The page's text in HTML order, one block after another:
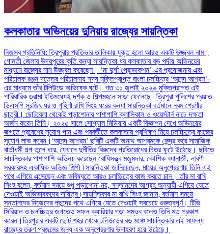
কলকাতার অভিনয়ের দুনিয়ায় রাজ্যের সায়ন্তিকা
নিজস্ব প্রতিনিধি: ত্রিপুরার প্রতিভার তালিকায় যুক্ত হলো আরও একটি উজ্জ্বল নাম।
গোমতী জেলার উদয়পুরের কৃতি কন্যা সায়ন্তিকা ধর কলকাতার বড় পর্দায় অভিনয়ের
মাধ্যমে রাজ্যের নাম উজ্জ্বল করেছেন। ‘মা দুর্গা প্রোডাকশন’-এর প্রযোজনায় এবং
পরিচালক রঞ্জন দত্তের পরিচালনায় সদ্য মুক্তিপ্রাপ্ত বাংলা চলচ্চিত্র ‘আনন্দ আশ্রম’-
এর মাধ্যমে তাঁর টলিউডে অভিষেক ঘটে। গত ৩১ জুলাই ২০২৬ মুক্তিপ্রাপ্ত এই
পারিবারিক ড্রামা ইতিমধ্যেই দর্শক ও শিল্পমহলে সাড়া ফেলেছে।ত্রিপুরা পুলিশের প্রয়াত
ডিএসপি সুরজিৎ ধর ও গৃহিণী রাখি সিংহ ধরের কন্যা সায়ন্তিকা বর্তমানে নবম শ্রেণীর
ছাত্রী। ছোটবেলা থেকেই পড়াশোনার পাশাপাশি ক্লাসিকাল ও ওয়েস্টার্ন নাচে দক্ষতা
অর্জন করেন তিনি। ২০২৫ সালে সোশ্যাল মিডিয়ায় একটি বিজ্ঞাপন দেখে অভিনয়ের
জগতে প্রবেশের সুযোগ পান এবং পরবর্তীতে কলকাতায় প্রশিক্ষণ নিয়ে চলচ্চিত্রে কাজের
সুযোগ লাভ করেন।‘আনন্দ আশ্রম’ ছবিটি একটি অনাথ আশ্রমকে কেন্দ্র করে সামাজিক
বার্তাধর্মী গল্প তুলে ধরে, যেখানে দুর্নীতির বিরুদ্ধে প্রতিরোধের চিত্র ফুটে উঠেছে। ছবিতে
সায়ন্তিকার পাশাপাশি অভিনয় করেছেন বোধিসত্ত্ব মজুমদার, কৌশিক ব্যানার্জী, লাবণী
সরকারসহ একাধিক অভিজ্ঞ শিল্পী।সায়ন্তিকা জানিয়েছেন, মায়ের অনুপ্রেরণায় তিনি এই
পথে এগিয়ে এসেছেন এবং ভবিষ্যতে আরও চলচ্চিত্রে কাজ করতে চান। তাঁর মা রাখি
সিংহ বলেন, বর্তমান সময়ে শুধু পড়াশোনা নয়, সন্তানদের আগ্রহ অনুযায়ী এগিয়ে যেতে
দেওয়াই অভিভাবকদের দায়িত্ব।সায়ন্তিকার মা রাখি সিংহ জানান, বর্তমান সময়ে
সন্তানদের নিজেদের পছন্দের পথে এগিয়ে যেতে দেওয়াই সবচেয়ে গুরুত্বপূর্ণ। টিভি
সিরিয়াল ও চলচ্চিত্র জগতেও সফল ক্যারিয়ার গড়া সম্ভব বলেও তিনি মত প্রকাশ
করেন।ত্রিপুরার একটি ছোট শহর থেকে টলিউডের বড় মঞ্চে সায়ন্তিকার এই সাফল্য
রাজ্যের তরুণ প্রজন্মের জন্য এক অনুপ্রেরণার উদাহরণ হয়ে উঠেছে।